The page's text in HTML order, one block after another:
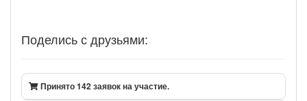
Поделись с друзьями:
Принято 142 заявок на участие.